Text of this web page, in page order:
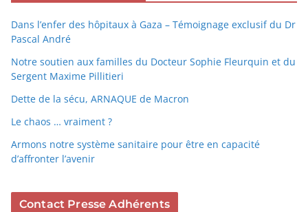
Dans l’enfer des hôpitaux à Gaza – Témoignage exclusif du Dr
Pascal André
Notre soutien aux familles du Docteur Sophie Fleurquin et du
Sergent Maxime Pillitieri
Dette de la sécu, ARNAQUE de Macron
Le chaos … vraiment ?
Armons notre système sanitaire pour être en capacité
d’affronter l’avenir
Contact Presse Adhérents